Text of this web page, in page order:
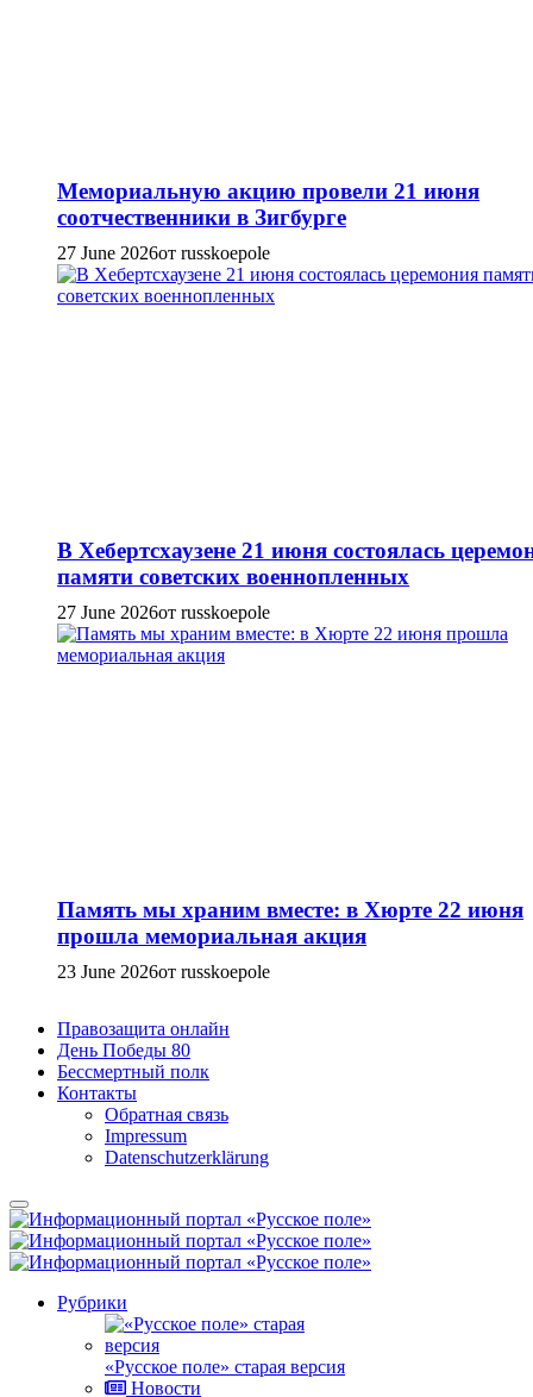
Мемориальную акцию провели 21 июня
соотчественники в Зигбурге
27 June 2026от russkoepole
В Хебертсхаузене 21 июня состоялась
памяти советских военнопленных
27 June 2026от russkoepole
Память мы храним вместе: в Хюрте 22 июня
прошла мемориальная акция
23 June 2026от russkoepole
Правозащита онлайн
День Победы 80
Бессмертный полк
Контакты
Обратная связь
Impressum
Datenschutzerklärung
Рубрики
«Русское поле» старая версия
Новости